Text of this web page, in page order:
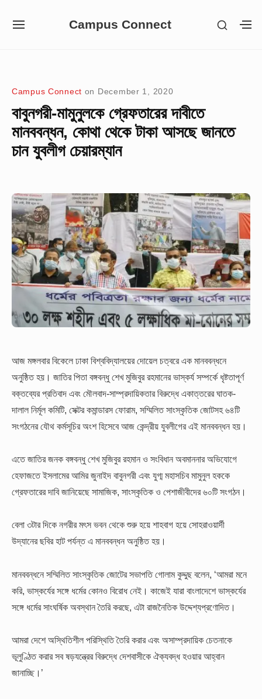
Campus Connect
SITE
SHOW
Campus Connect on December 1, 2020
বাবুনগরী-মামুনুলকে গ্রেফতারের দাবীতে
মানববন্ধন, কোথা থেকে টাকা আসছে জানতে
চান যুবলীগ চেয়ারম্যান
আজ মঙ্গলবার বিকেলে ঢাকা বিশ্ববিদ্যালয়ের দোয়েল চত্বরে এক মানববন্ধনে
অনুষ্ঠিত হয়। জাতির পিতা বঙ্গবন্ধু শেখ মুজিবুর রহমানের ভাস্কর্য সম্পর্কে ধৃষ্টতাপূর্ণ
বক্তব্যের প্রতিবাদ এবং মৌলবাদ-সাম্প্রদায়িকতার বিরুদ্ধে একাত্তরের ঘাতক-
দালাল নির্মূল কমিটি, সেক্টর কমান্ডারস ফোরাম, সম্মিলিত সাংস্কৃতিক জোটসহ ৬৪টি
সংগঠনের যৌথ কর্মসূচির অংশ হিসেবে আজ কেন্দ্রীয় যুবলীগের এই মানববন্ধন হয়।
এতে জাতির জনক বঙ্গবন্ধু শেখ মুজিবুর রহমান ও সংবিধান অবমাননার অভিযোগে
হেফাজতে ইসলামের আমির জুনাইদ বাবুনগরী এবং যুগ্ম মহাসচিব মামুনুল হককে
গ্রেফতারের দাবি জানিয়েছে সামাজিক, সাংস্কৃতিক ও পেশাজীবীদের ৬০টি সংগঠন।
বেলা ৩টার দিকে নগরীর মৎস ভবন থেকে শুরু হয়ে শাহবাগ হয়ে সোহরাওয়ার্দী
উদ্যানের ছবির হাট পর্যন্ত এ মানববন্ধন অনুষ্ঠিত হয়।
মানববন্ধনে সম্মিলিত সাংস্কৃতিক জোটের সভাপতি গোলাম কুদ্দুছ বলেন, ‘আমরা মনে
করি, ভাস্কর্যের সঙ্গে ধর্মের কোনও বিরোধ নেই। কাজেই যারা বাংলাদেশে ভাস্কর্যের
সঙ্গে ধর্মের সাংঘর্ষিক অবস্থান তৈরি করছে, এটা রাজনৈতিক উদ্দেশ্যপ্রণোদিত।
আমরা দেশে অস্থিতিশীল পরিস্থিতি তৈরি করার এবং অসাম্প্রদায়িক চেতনাকে
ভূলুণ্ঠিত করার সব ষড়যন্ত্রের বিরুদ্ধে দেশবাসীকে ঐক্যবদ্ধ হওয়ার আহ্বান
জানাচ্ছি।’